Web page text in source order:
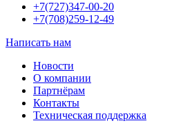
+7(727)347-00-20
+7(708)259-12-49
Написать нам
Новости
О компании
Партнёрам
Контакты
Техническая поддержка